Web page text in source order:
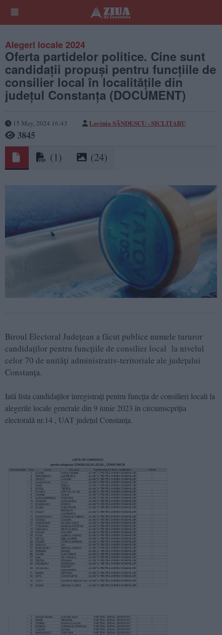
Alegeri locale 2024
Oferta partidelor politice. Cine sunt
candidații propuși pentru funcțiile de
consilier local în localitățile din
județul Constanța (DOCUMENT)
15 May, 2024 16:43 Lavinia SĂNDESCU - SICLITARU
3845
(1) (24)
Biroul Electoral Județean a făcut publice numele tururor
candidaților pentru funcțiile de consilier local la nivelul
celor 70 de unități administrativ-teritoriale ale județului
Constanța.
Iată lista candidaților înregistrați pentru funcția de consilieri locali la
alegerile locale generale din 9 iunie 2023 în circumscpriția
electorală nr.14 , UAT județul Constanța.